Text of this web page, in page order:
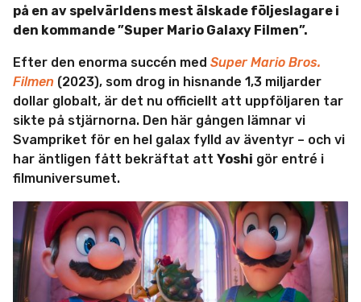
på en av spelvärldens mest älskade följeslagare i
den kommande ”Super Mario Galaxy Filmen”.
Efter den enorma succén med Super Mario Bros.
Filmen (2023), som drog in hisnande 1,3 miljarder
dollar globalt, är det nu officiellt att uppföljaren tar
sikte på stjärnorna. Den här gången lämnar vi
Svampriket för en hel galax fylld av äventyr – och vi
har äntligen fått bekräftat att Yoshi gör entré i
filmuniversumet.